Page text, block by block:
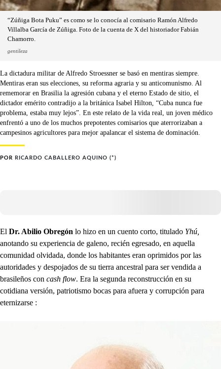
“Zúñiga Bota Puku” es como se lo conocía al comisario Ramón Alfredo
Villalba García de Zúñiga. Foto de la cuenta de X del historiador Fabián
Chamorro.
gentileza
La dictadura militar de Alfredo Stroessner se basó en mentiras siempre.
Mentiras eran sus elecciones, su reforma agraria y su anticomunismo. Al
rememorar en Brasilia la agresión cubana y el eterno Estado de sitio, el
dictador emérito contradijo a la británica Isabel Hilton, “Cuba nunca fue
problema, estaba muy lejos”. En este relato de la vida real, un joven médico
enfrentó a uno de los muchos prepotentes comisarios que aterrorizaban a
campesinos agricultores para mejor apalancar el sistema de dominación.
POR RICARDO CABALLERO AQUINO (*)
El Dr. Abilio Obregón lo hizo en un cuento corto, titulado Yhú,
anotando su experiencia de galeno, recién egresado, en aquella
comunidad olvidada, donde los habitantes eran oprimidos por las
autoridades y despojados de su tierra ancestral para ser vendida a
brasileños con cash flow. Era la segunda reconstrucción en su
cotidiana versión, patriotismo bocas para afuera y corrupción para
eternizarse :